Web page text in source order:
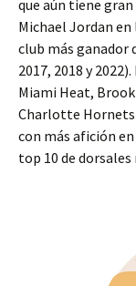
que aún tiene
Michael Jordan
club más ganador
2017, 2018 y
Miami Heat,
Charlotte Hornets
con más afición
top 10 de